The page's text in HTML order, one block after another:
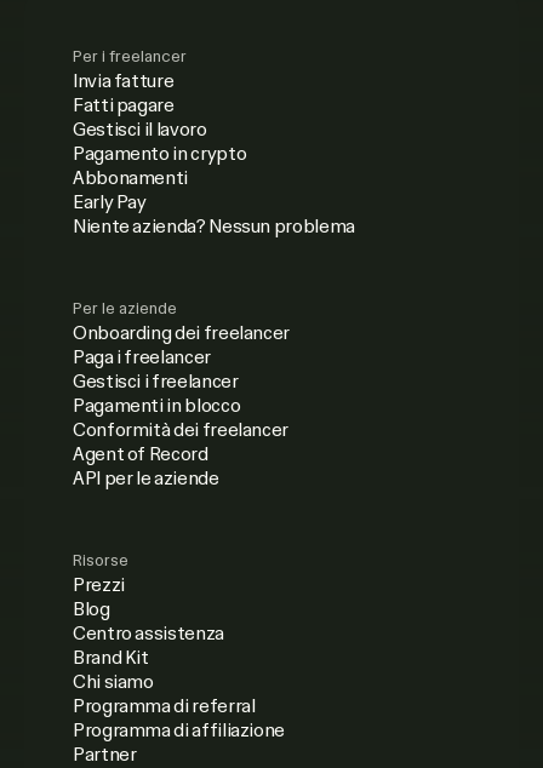
Per i freelancer
Invia fatture
Fatti pagare
Gestisci il lavoro
Pagamento in crypto
Abbonamenti
Early Pay
Niente azienda? Nessun problema
Per le aziende
Onboarding dei freelancer
Paga i freelancer
Gestisci i freelancer
Pagamenti in blocco
Conformità dei freelancer
Agent of Record
API per le aziende
Risorse
Prezzi
Blog
Centro assistenza
Brand Kit
Chi siamo
Programma di referral
Programma di affiliazione
Partner